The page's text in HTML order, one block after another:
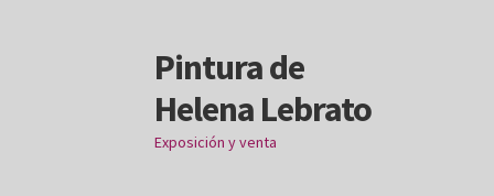
Ir
a
la
navegación
Ir
al
contenido
Pintura de
Helena Lebrato
Exposición y venta